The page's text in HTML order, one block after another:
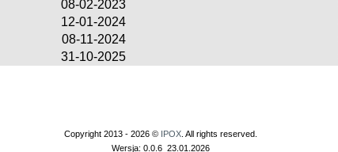
08-02-2023
12-01-2024
08-11-2024
31-10-2025
Copyright 2013 - 2026 © IPOX . All rights reserved.
Wersja: 0.0.6_23.01.2026